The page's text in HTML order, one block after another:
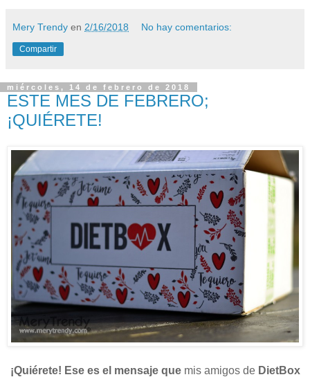
Mery Trendy en 2/16/2018 No hay comentarios:
Compartir
miércoles, 14 de febrero de 2018
ESTE MES DE FEBRERO;
¡QUIÉRETE!
¡Quiérete! Ese es el mensaje quemis amigos de DietBox